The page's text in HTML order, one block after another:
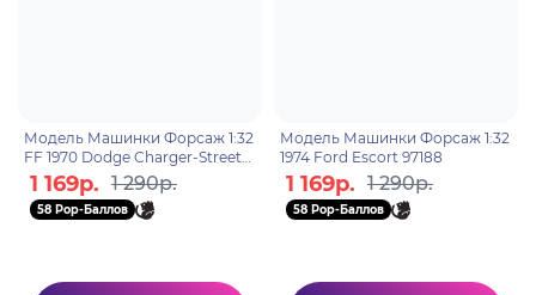
Модель Машинки Форсаж 1:32
FF 1970 Dodge Charger-Street
97042
1 169р. 1 290р.
58 Pop-Баллов
Модель Машинки Форсаж 1:32
1974 Ford Escort 97188
1 169р. 1 290р.
58 Pop-Баллов